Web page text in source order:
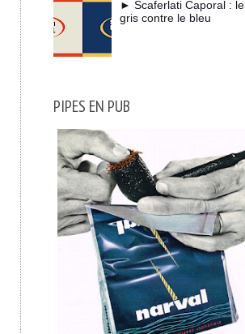
► Scaferlati Caporal : le
gris contre le bleu
PIPES EN PUB